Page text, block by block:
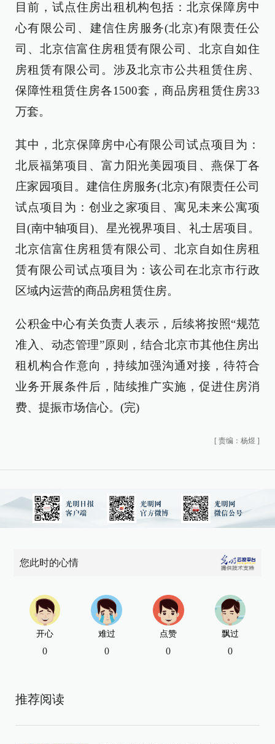
目前，试点住房出租机构包括：北京保障房中
心有限公司、建信住房服务(北京)有限责任公
司、北京信富住房租赁有限公司、北京自如住
房租赁有限公司。涉及北京市公共租赁住房、
保障性租赁住房各1500套，商品房租赁住房33
万套。
其中，北京保障房中心有限公司试点项目为：
北辰福第项目、富力阳光美园项目、燕保丁各
庄家园项目。建信住房服务(北京)有限责任公司
试点项目为：创业之家项目、寓见未来公寓项
目(南中轴项目)、星光视界项目、礼士居项目。
北京信富住房租赁有限公司、北京自如住房租
赁有限公司试点项目为：该公司在北京市行政
区域内运营的商品房租赁住房。
公积金中心有关负责人表示，后续将按照“规范
准入、动态管理”原则，结合北京市其他住房出
租机构合作意向，持续加强沟通对接，待符合
业务开展条件后，陆续推广实施，促进住房消
费、提振市场信心。(完)
[ 责编：杨煜 ]
您此时的心情
开心
0
难过
0
点赞
0
飘过
0
推荐阅读